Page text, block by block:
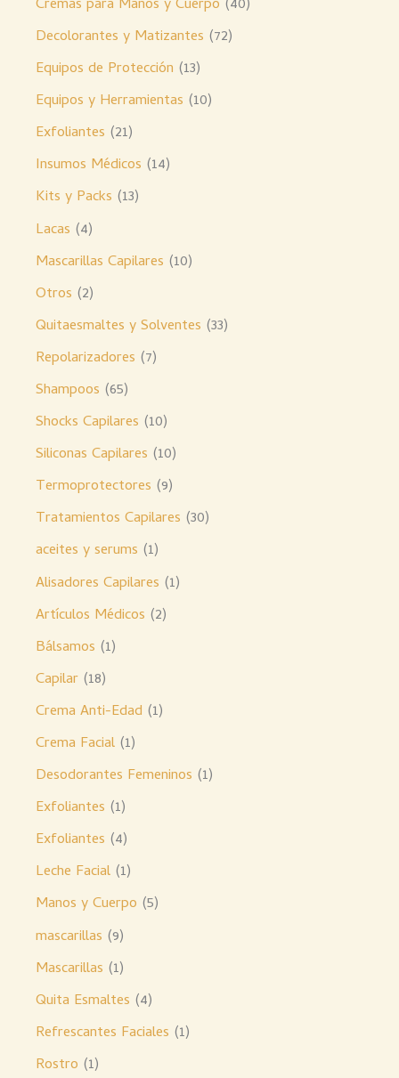
Cremas para Manos y Cuerpo 40
Decolorantes y Matizantes 72
Equipos de Protección 13
Equipos y Herramientas 10
Exfoliantes 21
Insumos Médicos 14
Kits y Packs 13
Lacas 4
Mascarillas Capilares 10
Otros 2
Quitaesmaltes y Solventes 33
Repolarizadores 7
Shampoos 65
Shocks Capilares 10
Siliconas Capilares 10
Termoprotectores 9
Tratamientos Capilares 30
aceites y serums 1
Alisadores Capilares 1
Artículos Médicos 2
Bálsamos 1
Capilar 18
Crema Anti-Edad 1
Crema Facial 1
Desodorantes Femeninos 1
Exfoliantes 1
Exfoliantes 4
Leche Facial 1
Manos y Cuerpo 5
mascarillas 9
Mascarillas 1
Quita Esmaltes 4
Refrescantes Faciales 1
Rostro 1